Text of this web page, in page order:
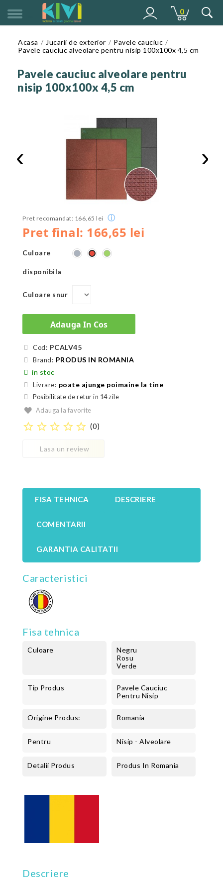
0
Acasa Jucarii de exterior
Pavele cauciuc
Pavele cauciuc alveolare pentru nisip 100x100x 4,5 cm
Pavele cauciuc alveolare pentru
nisip 100x100x 4,5 cm
‹ ›
Pret final: 166,65 lei
Pret recomandat: 166,65 lei ⓘ
Culoare
disponibila
Gri RoșuVerde
Culoare snur
Adauga In Cos
Cod: PCALV45
Brand: PRODUS IN ROMANIA
in stoc
Livrare: poate ajunge poimaine la tine
Posibilitate de retur in 14 zile
Adauga la favorite
star_border star_border star_border star_border star_border (0)
Lasa un review
FISA TEHNICA DESCRIERE
COMENTARII
GARANTIA CALITATII
Caracteristici
Fisa tehnica
Culoare
Negru
Rosu
Verde
Tip Produs
Pavele Cauciuc
Pentru Nisip
Origine Produs: Romania
Pentru Nisip - Alveolare
Detalii Produs Produs In Romania
Descriere